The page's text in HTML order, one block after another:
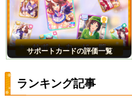
サポートカードの評価一覧
ランキング記事